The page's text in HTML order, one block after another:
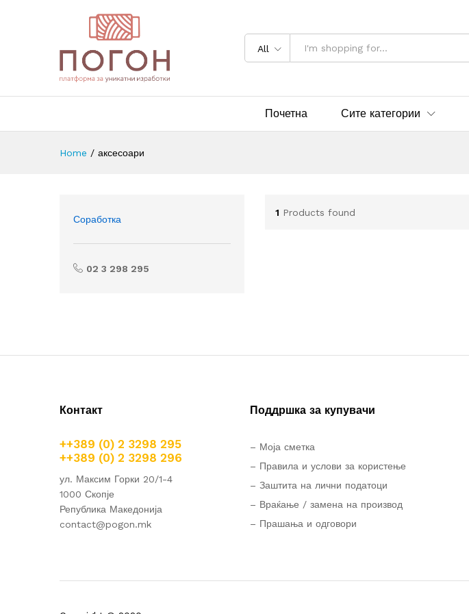
All
Почетна Сите категории
Home / аксесоари
1 Products found
Соработка
02 3 298 295
Контакт
++389 (0) 2 3298 295
++389 (0) 2 3298 296
ул. Максим Горки 20/1-4
1000 Скопје
Република Македонија
contact@pogon.mk
Поддршка за купувачи
– Моја сметка
– Правила и услови за користење
– Заштита на лични податоци
– Враќање / замена на производ
– Прашања и одговори